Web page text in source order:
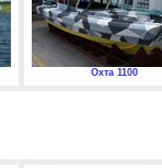
Охта 1100